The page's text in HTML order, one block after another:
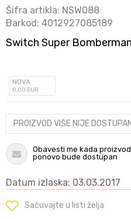
Šifra artikla: NSW088
Barkod: 4012927085189
Switch Super
NOVA
0,00 EUR
PROIZVOD VIŠE NIJE DOSTUPAN
Obavesti me kada proizvod
ponovo bude dostupan
Datum izlaska: 03.03.2017
Sačuvajte u listi želja